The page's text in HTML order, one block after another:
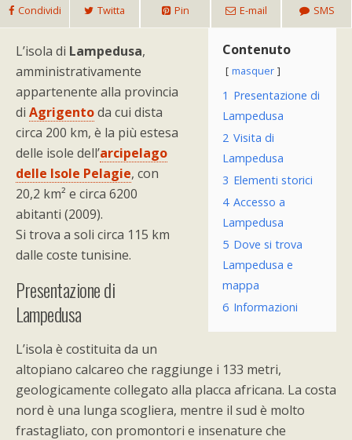
Condividi Twitta Pin E-mail SMS
Contenuto
masquer
1 Presentazione di
Lampedusa
2 Visita di
Lampedusa
3 Elementi storici
4 Accesso a
Lampedusa
5 Dove si trova
Lampedusa e
mappa
6 Informazioni
L’isola di Lampedusa,
amministrativamente
appartenente alla provincia
di Agrigentoda cui dista
circa 200 km, è la più estesa
delle isole dell’arcipelago
delle Isole Pelagie, con
20,2 km² e circa 6200
abitanti (2009).
Si trova a soli circa 115 km
dalle coste tunisine.
Presentazione di
Lampedusa
L’isola è costituita da un
altopiano calcareo che raggiunge i 133 metri,
geologicamente collegato alla placca africana. La costa
nord è una lunga scogliera, mentre il sud è molto
frastagliato, con promontori e insenature che